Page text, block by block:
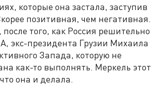
которые она застала, заступив
позитивная, чем негативная.
того, как Россия решительно
экс-президента Грузии Михаила
Запада, которую не
как-то выполнять. Меркель этот
она и делала.